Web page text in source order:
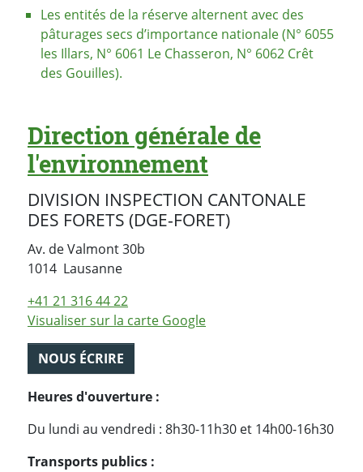
Les entités de la réserve alternent avec des
pâturages secs d’importance nationale (N° 6055
les Illars, N° 6061 Le Chasseron, N° 6062 Crêt
des Gouilles).
Direction générale de
l'environnement
DIVISION INSPECTION CANTONALE
DES FORETS (DGE-FORET)
Av. de Valmont 30b
1014 LausanneSuisse
+41 21 316 44 22
Visualiser sur la carte Google
NOUS ÉCRIRE
Heures d'ouverture :
Du lundi au vendredi : 8h30-11h30 et 14h00-16h30
Transports publics :